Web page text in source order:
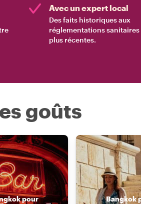
Avec un expert local
Des faits historiques aux
réglementations sanitaires
plus récentes.
goûts
pour Bangkok